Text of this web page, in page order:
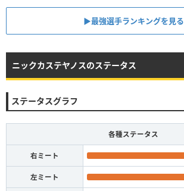
▶︎最強選手ランキングを見る
ニックカステヤノスのステータス
ステータスグラフ
各種ステータス
右ミート
左ミート